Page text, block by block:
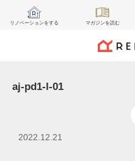
リノベーションをする マガジンを読む
aj-pd1-l-01
2022.12.21